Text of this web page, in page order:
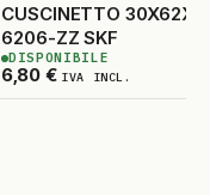
CUSCINETTO
6206-ZZ SKF
6,80 € IVA INCL.
2DISPONIBILI
DISPONIBILE